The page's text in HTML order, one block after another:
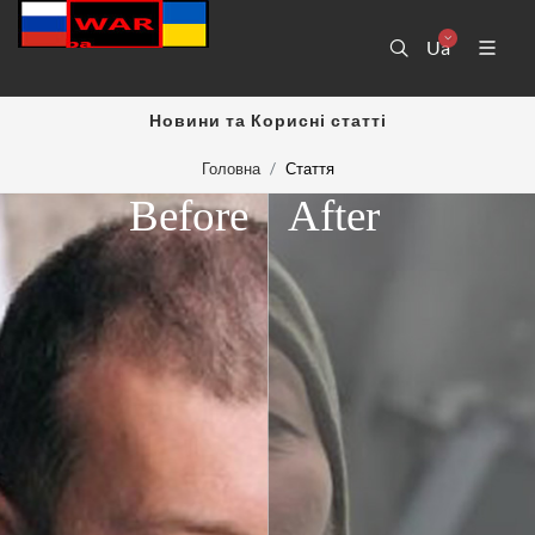
Ua
Новини та Корисні статті
Головна Стаття
After
Before